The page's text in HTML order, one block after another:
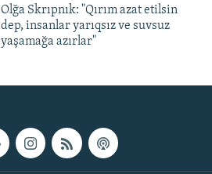
Olğa Skrıpnık: "Qırım azat etilsin
dep, insanlar yarıqsız ve suvsuz
yaşamağa azırlar"